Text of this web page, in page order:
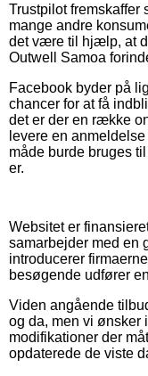
Trustpilot fremskaffer
mange andre
det være til hjælp, at
Outwell Samoa
Facebook byder på
chancer for at få
det er der en række
levere en
måde burde bruges
er.
Websitet er
samarbejder med en
introducerer
besøgende udfører
Viden angående
og da, men vi ønsker
modifikationer der
opdaterede de viste